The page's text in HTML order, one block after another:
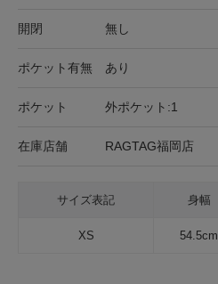
開閉 無し
ポケット有無 あり
ポケット 外ポケット:1
在庫店舗 RAGTAG福岡店
サイズ表記 身幅
XS 54.5cm